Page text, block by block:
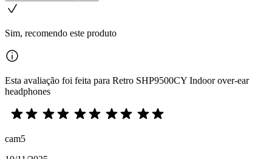
Sim, recomendo este produto
Esta avaliação foi feita para Retro SHP9500CY Indoor over-ear
headphones
cam5